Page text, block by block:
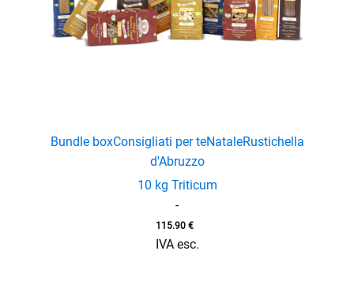
Bundle boxConsigliati per teNataleRustichella
d'Abruzzo
10 kg Triticum
-
115.90 €
IVA esc.